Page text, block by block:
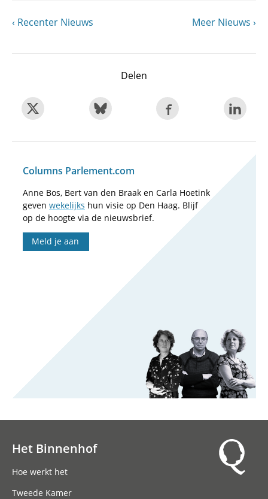
Vorige
Recenter Nieuws
Volgende
Meer Nieuws
Delen
Columns Parlement.com
Anne Bos, Bert van den Braak en Carla Hoetink
geven wekelijks hun visie op Den Haag. Blijf
op de hoogte via de nieuwsbrief.
Meld je aan
Het Binnenhof
Hoe werkt het
Tweede Kamer